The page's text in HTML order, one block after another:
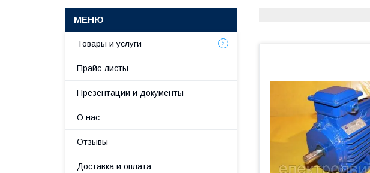
Товары и услуги
Прайс-листы
Презентации и документы
О нас
Отзывы
Доставка и оплата